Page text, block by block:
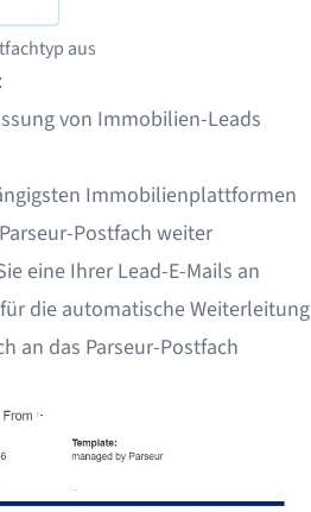
aus
von Immobilien-Leads
Immobilienplattformen
Postfach weiter
eine Ihrer Lead-E-Mails an
die automatische Weiterleitung
an das Parseur-Postfach